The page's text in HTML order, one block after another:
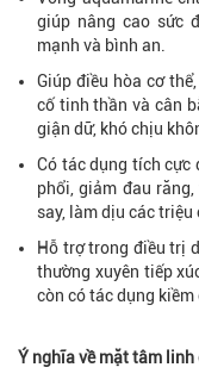
giúp nâng cao sức
mạnh và bình an.
Giúp điều hòa cơ
cố tinh thần và cân
giận dữ, khó chịu
Có tác dụng tích cực
phổi, giảm đau
say, làm dịu các triệu
Hỗ trợ trong điều trị
thường xuyên tiếp
còn có tác dụng kiềm
Ý nghĩa về mặt tâm